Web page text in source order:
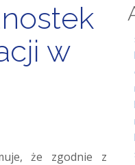
w
że zgodnie z